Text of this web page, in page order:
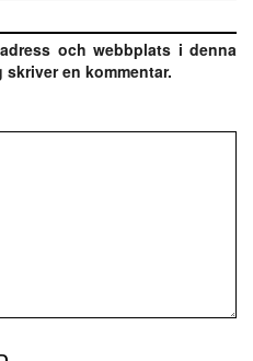
och webbplats i denna
en kommentar.